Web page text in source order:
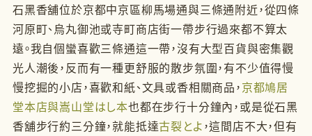
石黑香舖位於京都中京區柳馬場通與三條通附近，從四條
河原町、烏丸御池或寺町商店街一帶步行過來都不算太
遠。我自個蠻喜歡三條通這一帶，沒有大型百貨與密集觀
光人潮後，反而有一種更舒服的散步氛圍，有不少值得慢
慢挖掘的小店，喜歡和紙、文具或香相關商品，京都鳩居
堂本店與嵩山堂はし本也都在步行十分鐘內，或是從石黑
香舖步行約三分鐘，就能抵達古裂とよ，這間店不大，但有